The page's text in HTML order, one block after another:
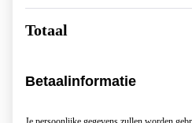
Totaal
Betaalinformatie